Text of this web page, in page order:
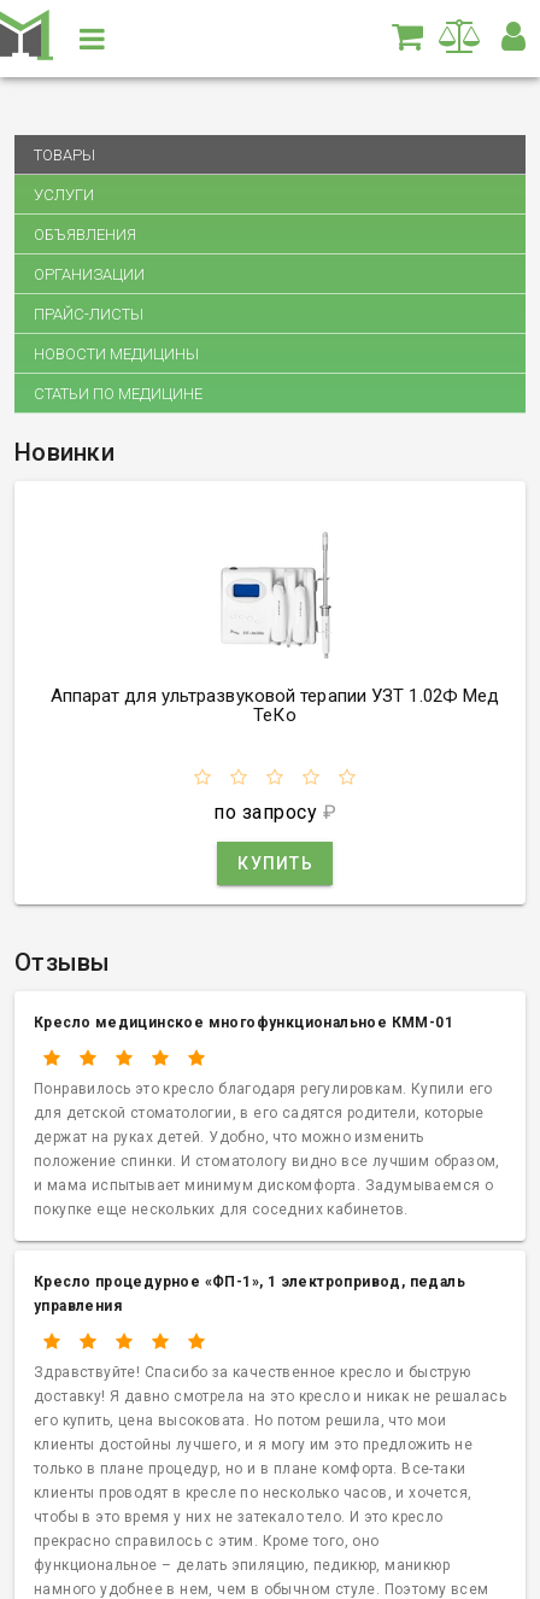
ТОВАРЫ
УСЛУГИ
ОБЪЯВЛЕНИЯ
ОРГАНИЗАЦИИ
ПРАЙС-ЛИСТЫ
НОВОСТИ МЕДИЦИНЫ
СТАТЬИ ПО МЕДИЦИНЕ
Новинки
Аппарат для ультразвуковой терапии УЗТ 1.02Ф Мед
ТеКо
по запросу ₽
КУПИТЬ
Отзывы
Кресло медицинское многофункциональное КММ-01
Понравилось это кресло благодаря регулировкам. Купили его
для детской стоматологии, в его садятся родители, которые
держат на руках детей. Удобно, что можно изменить
положение спинки. И стоматологу видно все лучшим образом,
и мама испытывает минимум дискомфорта. Задумываемся о
покупке еще нескольких для соседних кабинетов.
Кресло процедурное «ФП-1», 1 электропривод , педаль
управления
Здравствуйте! Спасибо за качественное кресло и быструю
доставку! Я давно смотрела на это кресло и никак не решалась
его купить, цена высоковата. Но потом решила, что мои
клиенты достойны лучшего, и я могу им это предложить не
только в плане процедур, но и в плане комфорта. Все-таки
клиенты проводят в кресле по несколько часов, и хочется,
чтобы в это время у них не затекало тело. И это кресло
прекрасно справилось с этим. Кроме того, оно
функциональное – делать эпиляцию, педикюр, маникюр
намного удобнее в нем, чем в обычном стуле. Поэтому всем